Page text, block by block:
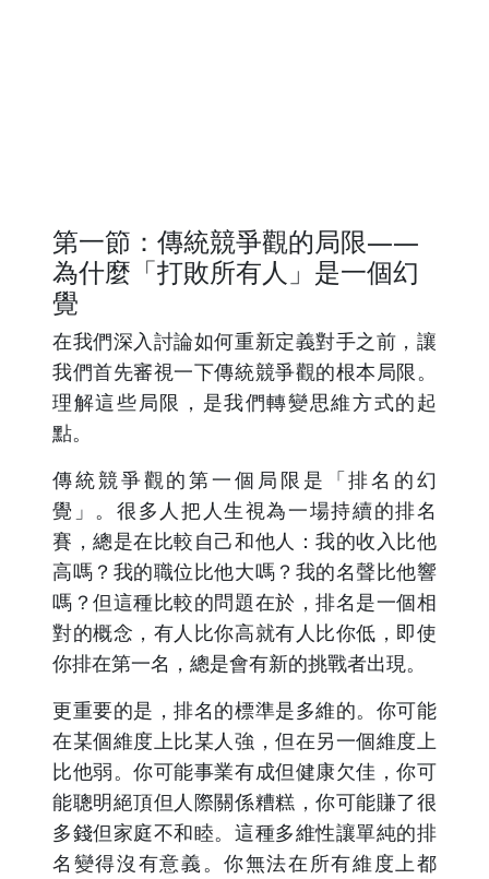
第一節：傳統競爭觀的局限——
為什麼「打敗所有人」是一個幻
覺
在我們深入討論如何重新定義對手之前，讓
我們首先審視一下傳統競爭觀的根本局限。
理解這些局限，是我們轉變思維方式的起
點。
傳統競爭觀的第一個局限是「排名的幻
覺」。很多人把人生視為一場持續的排名
賽，總是在比較自己和他人：我的收入比他
高嗎？我的職位比他大嗎？我的名聲比他響
嗎？但這種比較的問題在於，排名是一個相
對的概念，有人比你高就有人比你低，即使
你排在第一名，總是會有新的挑戰者出現。
更重要的是，排名的標準是多維的。你可能
在某個維度上比某人強，但在另一個維度上
比他弱。你可能事業有成但健康欠佳，你可
能聰明絕頂但人際關係糟糕，你可能賺了很
多錢但家庭不和睦。這種多維性讓單純的排
名變得沒有意義。你無法在所有維度上都